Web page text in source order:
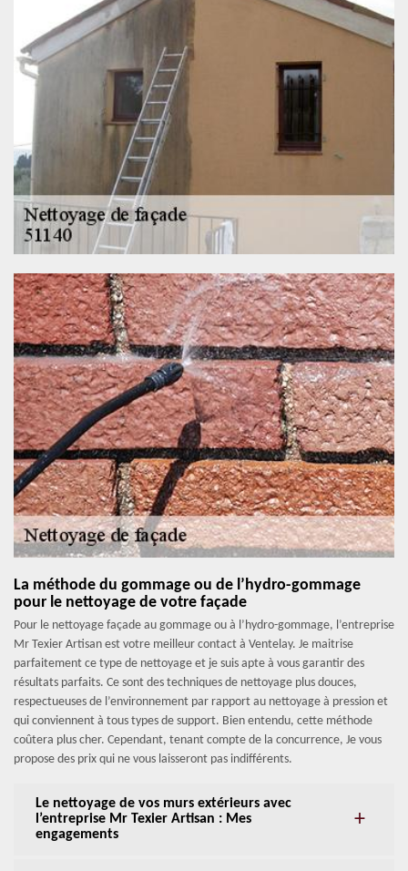
La méthode du gommage ou de l’hydro-gommage
pour le nettoyage de votre façade
Pour le nettoyage façade au gommage ou à l’hydro-gommage, l’entreprise
Mr Texier Artisan est votre meilleur contact à Ventelay. Je maitrise
parfaitement ce type de nettoyage et je suis apte à vous garantir des
résultats parfaits. Ce sont des techniques de nettoyage plus douces,
respectueuses de l’environnement par rapport au nettoyage à pression et
qui conviennent à tous types de support. Bien entendu, cette méthode
coûtera plus cher. Cependant, tenant compte de la concurrence, Je vous
propose des prix qui ne vous laisseront pas indifférents.
Le nettoyage de vos murs extérieurs avec
l’entreprise Mr Texier Artisan : Mes
engagements